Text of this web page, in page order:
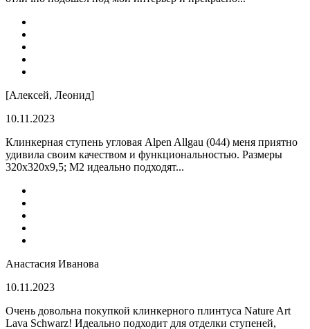
[Алексей, Леонид]
10.11.2023
Клинкерная ступень угловая Alpen Allgau (044) меня приятно
удивила своим качеством и функциональностью. Размеры
320x320x9,5; M2 идеально подходят...
Анастасия Иванова
10.11.2023
Очень довольна покупкой клинкерного плинтуса Nature Art
Lava Schwarz! Идеально подходит для отделки ступеней,